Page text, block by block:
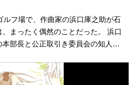
ルフ場で、作曲家の浜口庫之助が石
まったく偶然のことだった。 浜口
本部長と公正取引き委員会の知人…